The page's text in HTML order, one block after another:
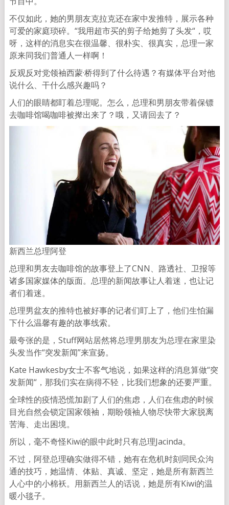
不仅如此，她的男朋友克拉克还在家中发推特，展示各种
可爱的家庭琐碎。“我用超市买的剪子给她剪了头发“，哎
呀，这样的消息实在很温馨、很朴实、很真实，总理一家
原来同我们普通人一样啊！
反观反对党领袖西蒙·桥得到了什么待遇？有媒体平台对他
说什么、干什么感兴趣吗？
人们的眼睛都盯着总理呢。怎么，总理和男朋友带着保镖
去咖啡馆喝咖啡被撵出来了？哦，又请回去了？
新西兰总理阿登
总理和男友去咖啡馆的故事登上了CNN、路透社、卫报等
诸多国家媒体的版面。总理的新闻故事让人着迷，也让记
者们着迷。
总理男盆友的推特也被好事的记者们盯上了，他们生怕漏
下什么温馨有趣的故事线索。
最夸张的是，Stuff网站居然将总理男朋友为总理在家里染
头发当作“突发新闻”来宣扬。
Kate Hawkesby女士不客气地说，如果这样的消息算做“突
发新闻“，那我们实在病得不轻，比我们想象的还要严重。
全球性的疫情恐慌加剧了人们的焦虑，人们在焦虑的时候
目光自然会锁定国家领袖，期盼领袖人物尽快带大家脱离
苦海、走出困境。
所以，毫不奇怪Kiwi的眼中此时只有总理Jacinda。
不过，阿登总理确实做得不错，她有在危机时刻同民众沟
通的技巧，她温情、体贴、真诚、坚定，她是所有新西兰
人心中的小棉袄。用新西兰人的话说，她是所有Kiwi的温
暖小毯子。